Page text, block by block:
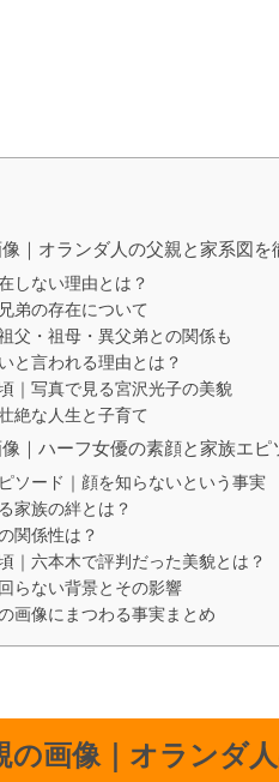
｜オランダ人の父親と家系図を
しない理由とは？
弟の存在について
父・祖母・異父弟との関係も
と言われる理由とは？
｜写真で見る宮沢光子の美貌
絶な人生と子育て
｜ハーフ女優の素顔と家族エピ
ソード｜顔を知らないという事実
家族の絆とは？
関係性は？
｜六本木で評判だった美貌とは？
らない背景とその影響
画像にまつわる事実まとめ
の画像｜オランダ